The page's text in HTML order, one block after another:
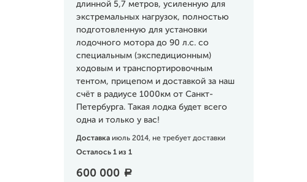
длинной 5,7 метров, усиленную для
экстремальных нагрузок, полностью
подготовленную для установки
лодочного мотора до 90 л.с. со
специальным (экспедиционным)
ходовым и транспортировочным
тентом, прицепом и доставкой за наш
счёт в радиусе 1000км от Санкт-
Петербурга. Такая лодка будет всего
одна и только у вас!
Доставка июль 2014, не требует доставки
Осталось 1 из 1
600 000 a